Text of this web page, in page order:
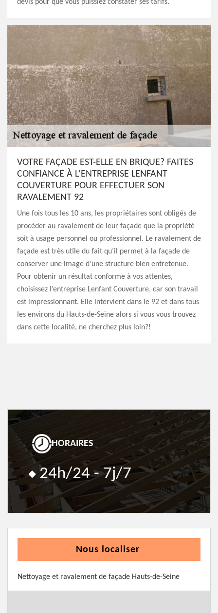
devis pour que vous puissiez constater ses tarifs.
VOTRE FAÇADE EST-ELLE EN BRIQUE? FAITES
CONFIANCE À L’ENTREPRISE LENFANT
COUVERTURE POUR EFFECTUER SON
RAVALEMENT 92
Une fois tous les 10 ans, les propriétaires sont obligés de
procéder au ravalement de leur façade que la propriété
soit à usage personnel ou professionnel. Le ravalement de
façade est très utile du fait qu’il permet à la façade de
conserver une image d’une structure bien entretenue.
Pour obtenir un résultat conforme à vos attentes,
choisissez l’entreprise Lenfant Couverture, car son travail
est impressionnant. Elle intervient dans le 92 et dans tous
les environs du Hauts-de-Seine alors si vous vous trouvez
dans cette localité, ne cherchez plus loin?!
HORAIRES
24h/24 - 7j/7
Nous localiser
Nettoyage et ravalement de façade Hauts-de-Seine